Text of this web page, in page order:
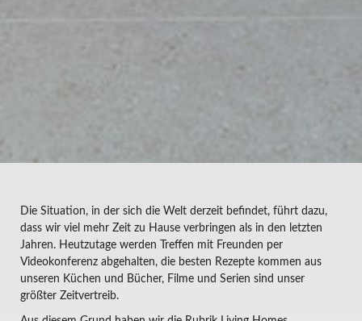
Die Situation, in der sich die Welt derzeit befindet, führt dazu,
dass wir viel mehr Zeit zu Hause verbringen als in den letzten
Jahren. Heutzutage werden Treffen mit Freunden per
Videokonferenz abgehalten, die besten Rezepte kommen aus
unseren Küchen und Bücher, Filme und Serien sind unser
größter Zeitvertreib.